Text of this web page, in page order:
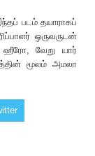
படம் தயாராகப்
ஒருவருடன்
ஹீரோ, வேறு யார்
மூலம் அமலா